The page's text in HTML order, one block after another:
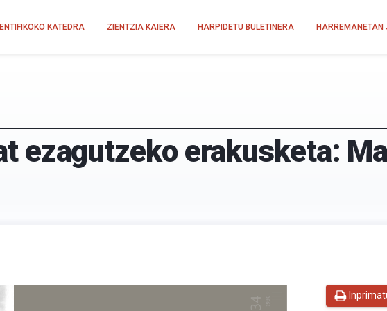
KATEDRA ZIENTZIA KAIERA HARPIDETU BULETINERA HARREMANETAN
ezagutzeko erakusketa: